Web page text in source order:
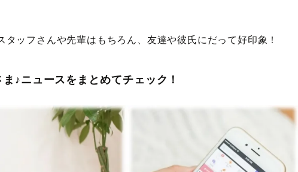
タッフさんや先輩はもちろん、友達や彼氏にだって好印象！
♪ニュースをまとめてチェック！